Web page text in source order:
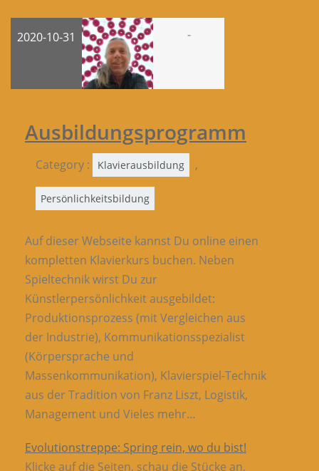
2020-10-31 -
Ausbildungsprogramm
Category : Klavierausbildung ,
Persönlichkeitsbildung
Auf dieser Webseite kannst Du online einen
kompletten Klavierkurs buchen. Neben
Spieltechnik wirst Du zur
Künstlerpersönlichkeit ausgebildet:
Produktionsprozess (mit Vergleichen aus
der Industrie), Kommunikationsspezialist
(Körpersprache und
Massenkommunikation), Klavierspiel-Technik
aus der Tradition von Franz Liszt, Logistik,
Management und Vieles mehr…
Evolutionstreppe: Spring rein, wo du bist!
Klicke auf die Seiten, schau die Stücke an,